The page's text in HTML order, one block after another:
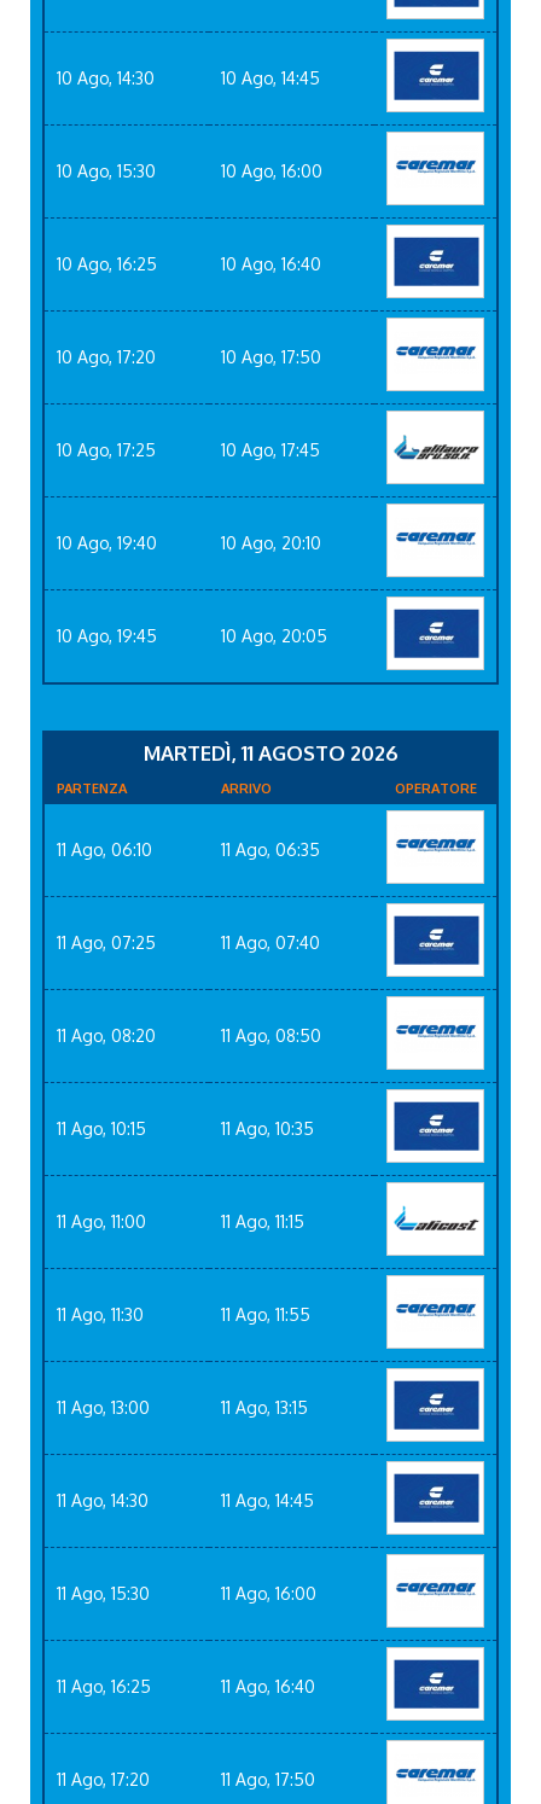
10 Ago, 14:30 10 Ago, 14:45
10 Ago, 15:30 10 Ago, 16:00
10 Ago, 16:25 10 Ago, 16:40
10 Ago, 17:20 10 Ago, 17:50
10 Ago, 17:25 10 Ago, 17:45
10 Ago, 19:40 10 Ago, 20:10
10 Ago, 19:45 10 Ago, 20:05
MARTEDÌ, 11 AGOSTO 2026
PARTENZA ARRIVO OPERATORE
11 Ago, 06:10 11 Ago, 06:35
11 Ago, 07:25 11 Ago, 07:40
11 Ago, 08:20 11 Ago, 08:50
11 Ago, 10:15 11 Ago, 10:35
11 Ago, 11:00 11 Ago, 11:15
11 Ago, 11:30 11 Ago, 11:55
11 Ago, 13:00 11 Ago, 13:15
11 Ago, 14:30 11 Ago, 14:45
11 Ago, 15:30 11 Ago, 16:00
11 Ago, 16:25 11 Ago, 16:40
11 Ago, 17:20 11 Ago, 17:50